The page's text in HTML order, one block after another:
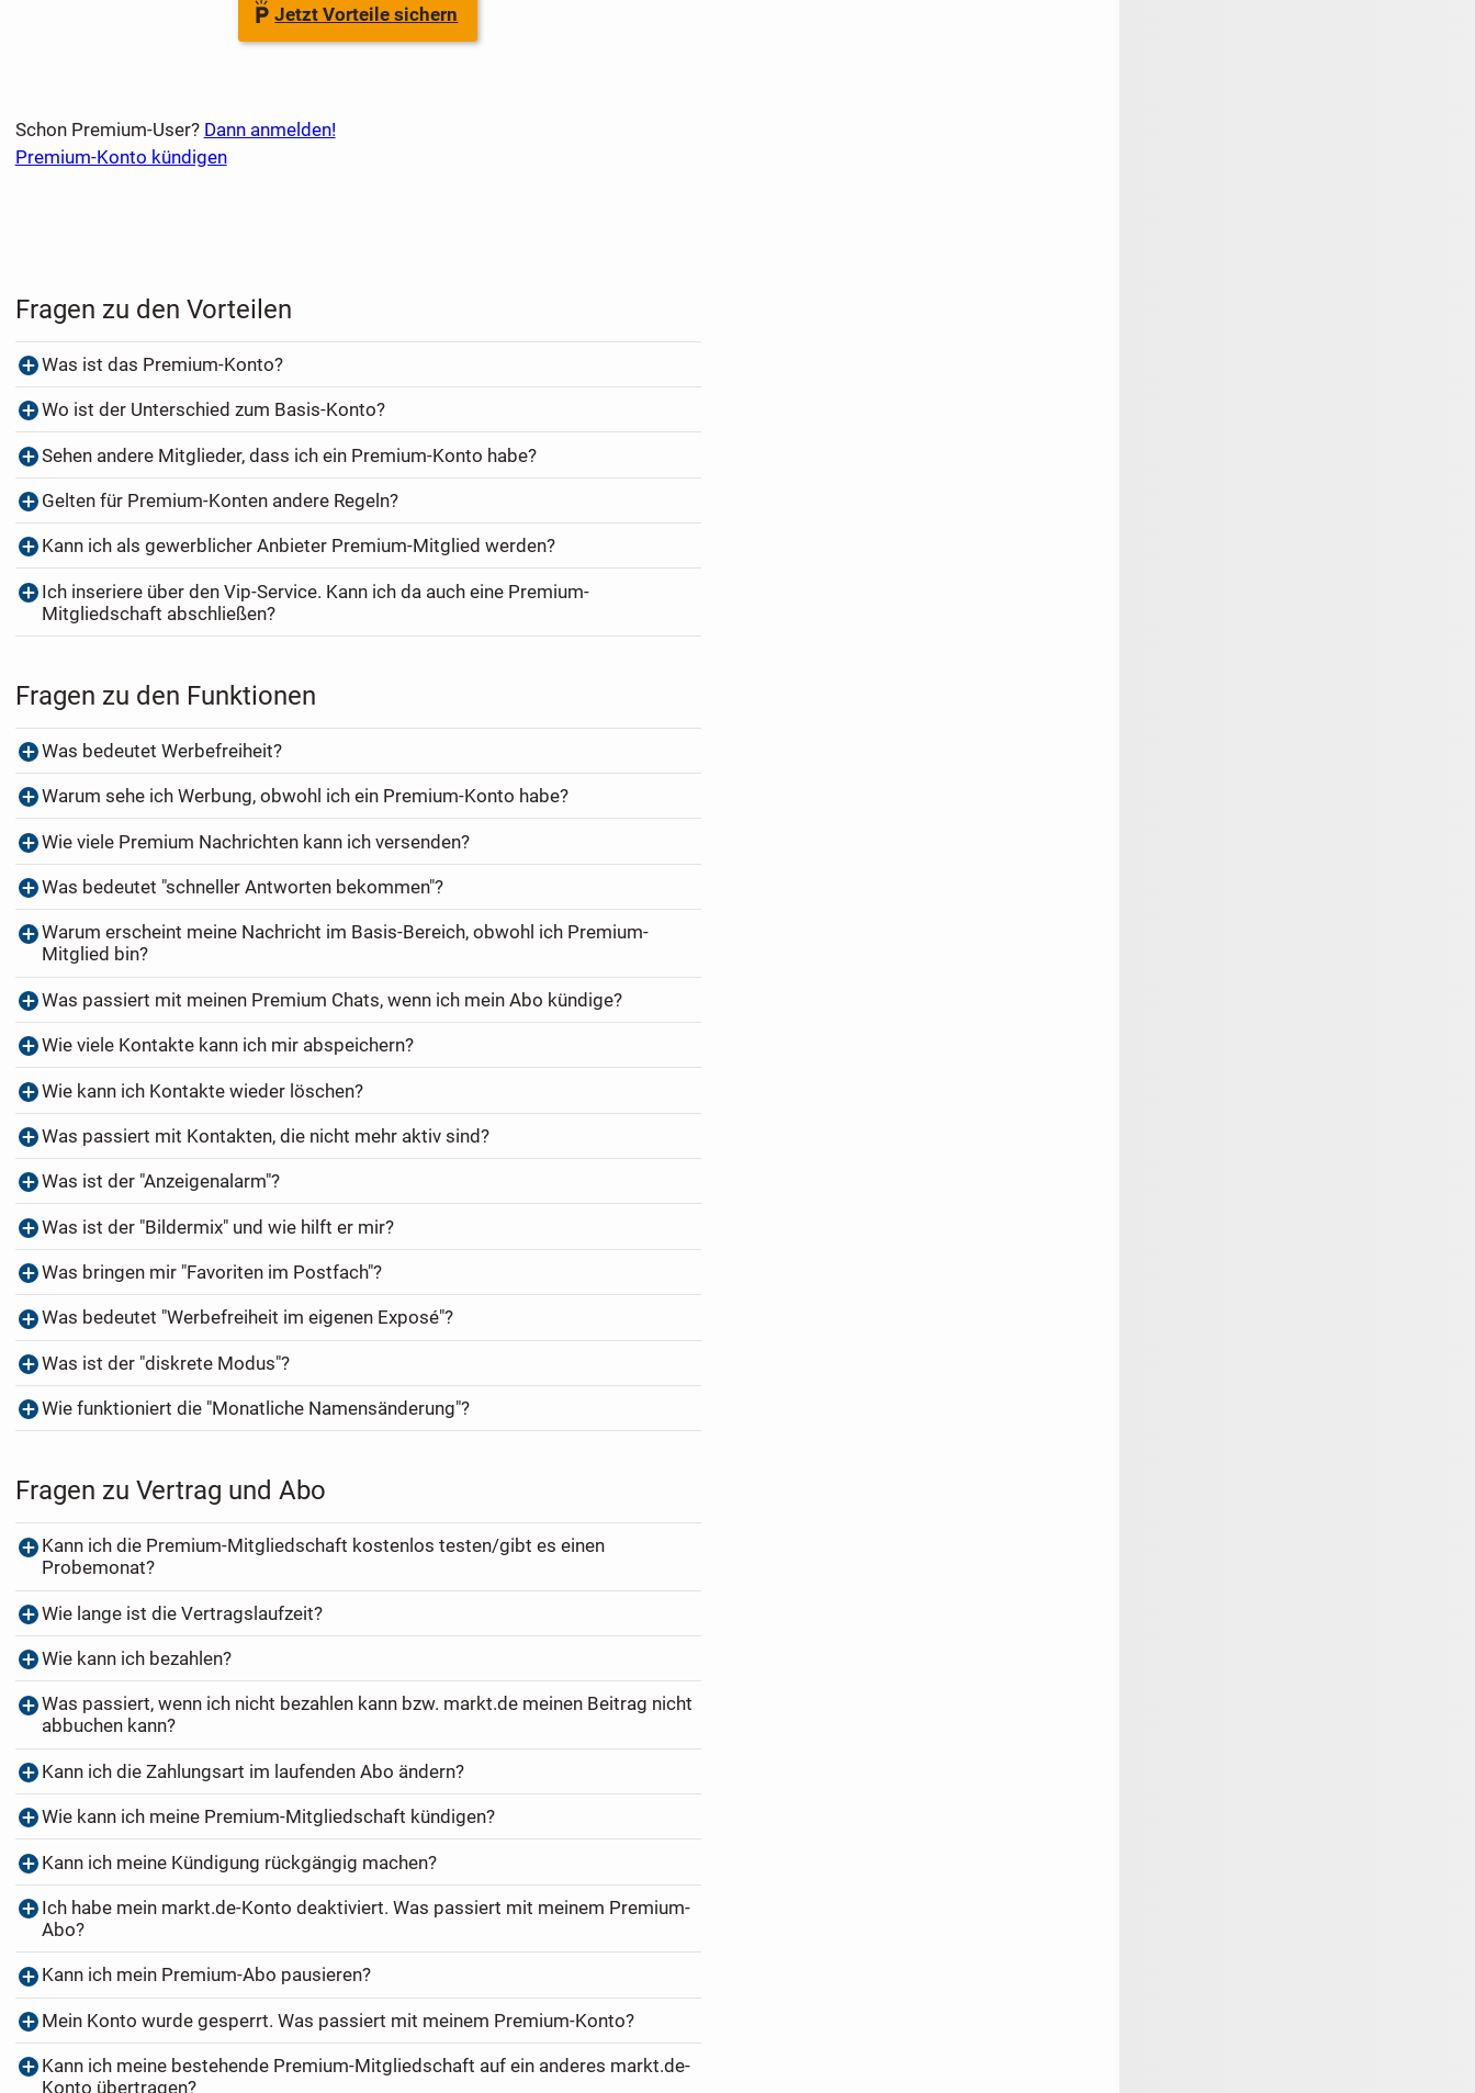
Jetzt Vorteile sichern
Schon Premium-User? Dann anmelden!
Premium-Konto kündigen
Fragen zu den Vorteilen
Was ist das Premium-Konto?
Wo ist der Unterschied zum Basis-Konto?
Sehen andere Mitglieder, dass ich ein Premium-Konto habe?
Gelten für Premium-Konten andere Regeln?
Kann ich als gewerblicher Anbieter Premium-Mitglied werden?
Ich inseriere über den Vip-Service. Kann ich da auch eine Premium-
Mitgliedschaft abschließen?
Fragen zu den Funktionen
Was bedeutet Werbefreiheit?
Warum sehe ich Werbung, obwohl ich ein Premium-Konto habe?
Wie viele Premium Nachrichten kann ich versenden?
Was bedeutet "schneller Antworten bekommen"?
Warum erscheint meine Nachricht im Basis-Bereich, obwohl ich Premium-
Mitglied bin?
Was passiert mit meinen Premium Chats, wenn ich mein Abo kündige?
Wie viele Kontakte kann ich mir abspeichern?
Wie kann ich Kontakte wieder löschen?
Was passiert mit Kontakten, die nicht mehr aktiv sind?
Was ist der "Anzeigenalarm"?
Was ist der "Bildermix" und wie hilft er mir?
Was bringen mir "Favoriten im Postfach"?
Was bedeutet "Werbefreiheit im eigenen Exposé"?
Was ist der "diskrete Modus"?
Wie funktioniert die "Monatliche Namensänderung"?
Fragen zu Vertrag und Abo
Kann ich die Premium-Mitgliedschaft kostenlos testen/gibt es einen
Probemonat?
Wie lange ist die Vertragslaufzeit?
Wie kann ich bezahlen?
Was passiert, wenn ich nicht bezahlen kann bzw. markt.de meinen Beitrag nicht
abbuchen kann?
Kann ich die Zahlungsart im laufenden Abo ändern?
Wie kann ich meine Premium-Mitgliedschaft kündigen?
Kann ich meine Kündigung rückgängig machen?
Ich habe mein markt.de-Konto deaktiviert. Was passiert mit meinem Premium-
Abo?
Kann ich mein Premium-Abo pausieren?
Mein Konto wurde gesperrt. Was passiert mit meinem Premium-Konto?
Kann ich meine bestehende Premium-Mitgliedschaft auf ein anderes markt.de-
Konto übertragen?